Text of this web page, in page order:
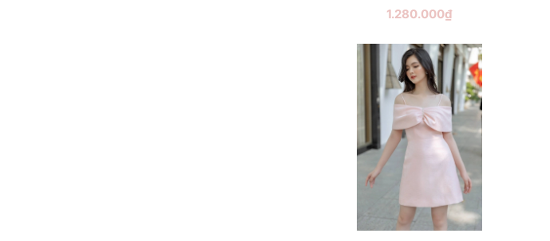
1.280.000₫